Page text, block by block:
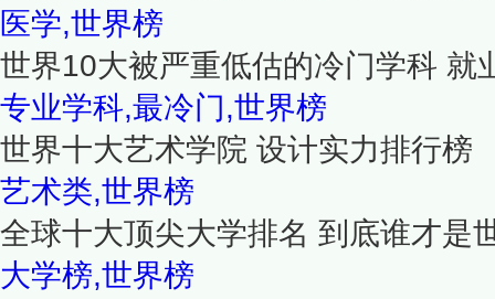
医学,世界榜
世界10大被严重低估的冷门学科 就
专业学科,最冷门,世界榜
世界十大艺术学院 设计实力排行榜
艺术类,世界榜
全球十大顶尖大学排名 到底谁才是
大学榜,世界榜